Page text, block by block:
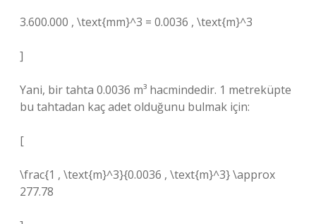
3.600.000 , \text{mm}^3 = 0.0036 , \text{m}^3
]
Yani, bir tahta 0.0036 m³ hacmindedir. 1 metreküpte
bu tahtadan kaç adet olduğunu bulmak için:
[
\frac{1 , \text{m}^3}{0.0036 , \text{m}^3} \approx
277.78